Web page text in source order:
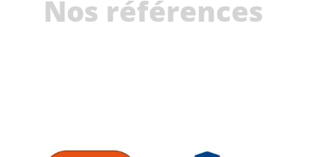
Nos références